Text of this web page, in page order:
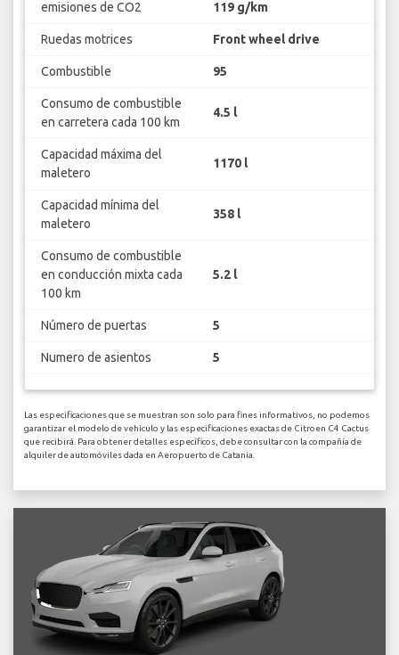
emisiones de CO2 119 g/km
Ruedas motrices Front wheel drive
Combustible 95
Consumo de combustible
en carretera cada 100 km
4.5 l
Capacidad máxima del
maletero
1170 l
Capacidad mínima del
maletero
358 l
Consumo de combustible
en conducción mixta cada
100 km
5.2 l
Número de puertas 5
Numero de asientos 5
Las especificaciones que se muestran son solo para fines informativos, no podemos
garantizar el modelo de vehículo y las especificaciones exactas de Citroen C4 Cactus
que recibirá. Para obtener detalles específicos, debe consultar con la compañía de
alquiler de automóviles dada en Aeropuerto de Catania.